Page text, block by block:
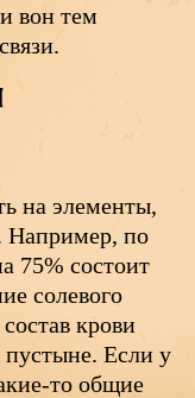
вон тем
на элементы,
Например, по
75% состоит
солевого
крови
пустыне. Если у
то общие